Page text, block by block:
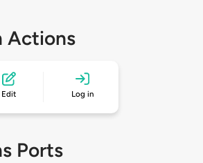
Actions
Edit Log in
Ports